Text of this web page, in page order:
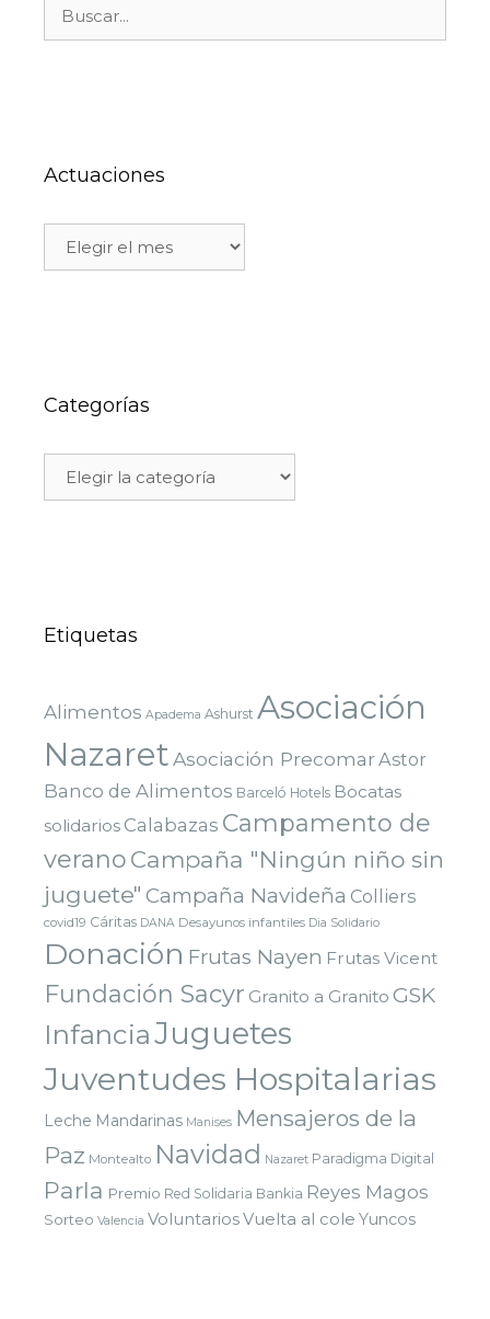
Actuaciones
Categorías
Etiquetas
Alimentos Apadema Ashurst Asociación
NazaretAsociación PrecomarAstor
Banco de Alimentos Barceló Hotels Bocatas
solidarios Calabazas Campamento de
verano Campaña "Ningún niño sin
juguete" Campaña Navideña Colliers
covid19 Cáritas DANA Desayunos infantiles Dia Solidario
Donación Frutas Nayen Frutas Vicent
Fundación Sacyr Granito a Granito GSK
InfanciaJuguetes
Juventudes Hospitalarias
Leche Mandarinas Manises Mensajeros de la
Paz Montealto Navidad Nazaret Paradigma Digital
Parla Premio Red Solidaria Bankia Reyes Magos
Sorteo Valencia VoluntariosVuelta al cole Yuncos